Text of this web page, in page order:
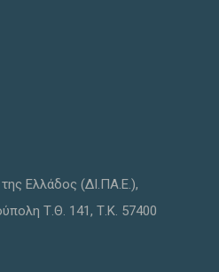
Ελλάδος (ΔΙ.ΠΑ.Ε.),
Τ.Θ. 141, Τ.Κ. 57400